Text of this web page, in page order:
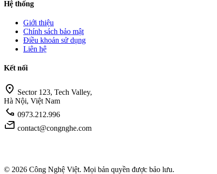
Hệ thống
Giới thiệu
Chính sách bảo mật
Điều khoản sử dụng
Liên hệ
Kết nối
location_on Sector 123, Tech Valley,
Hà Nội, Việt Nam
call 0973.212.996
mail contact@congnghe.com
© 2026 Công Nghệ Việt. Mọi bản quyền được bảo lưu.